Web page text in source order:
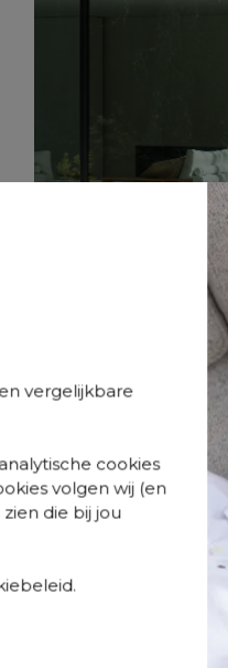
vergelijkbare
cookies
volgen wij (en
die bij jou
Orso
Orso loungeset in
zwart aluminium
en zwart